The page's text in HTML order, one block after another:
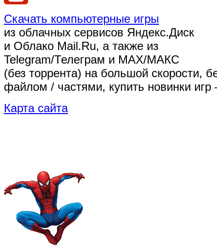
Скачать компьютерные игры
из облачных сервисов Яндекс.Диск
и Облако Mail.Ru, а также из
Telegram/Телеграм и MAX/МАКС
(без торрента) на большой скорости,
файлом / частями, купить новинки
Карта сайта